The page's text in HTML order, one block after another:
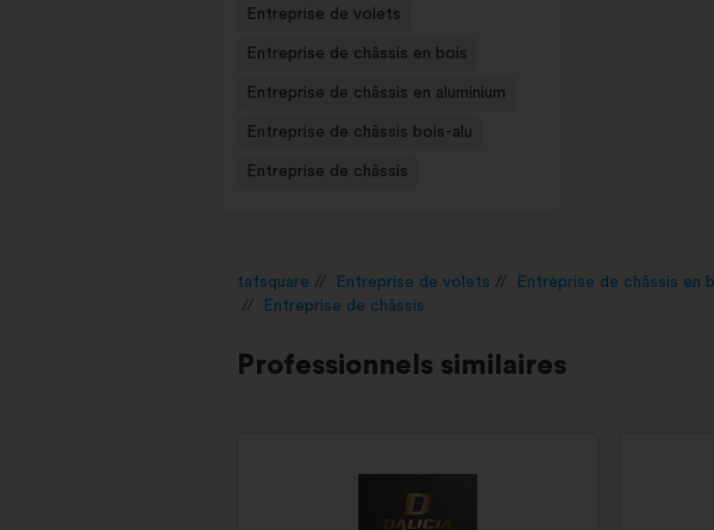
Entreprise de volets
Entreprise de châssis en bois
Entreprise de châssis en aluminium
Entreprise de châssis bois-alu
Entreprise de châssis
tafsquare Entreprise de volets Entreprise de châssis en
Entreprise de châssis
Professionnels similaires